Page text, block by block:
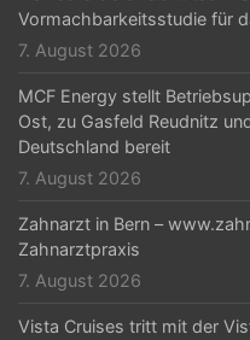
i
o
n
Vormachbarkeitsstudie für
7. August 2026
MCF Energy stellt
Ost, zu Gasfeld Reudnitz
Deutschland bereit
7. August 2026
Zahnarzt in Bern –
Zahnarztpraxis
7. August 2026
Vista Cruises tritt mit der